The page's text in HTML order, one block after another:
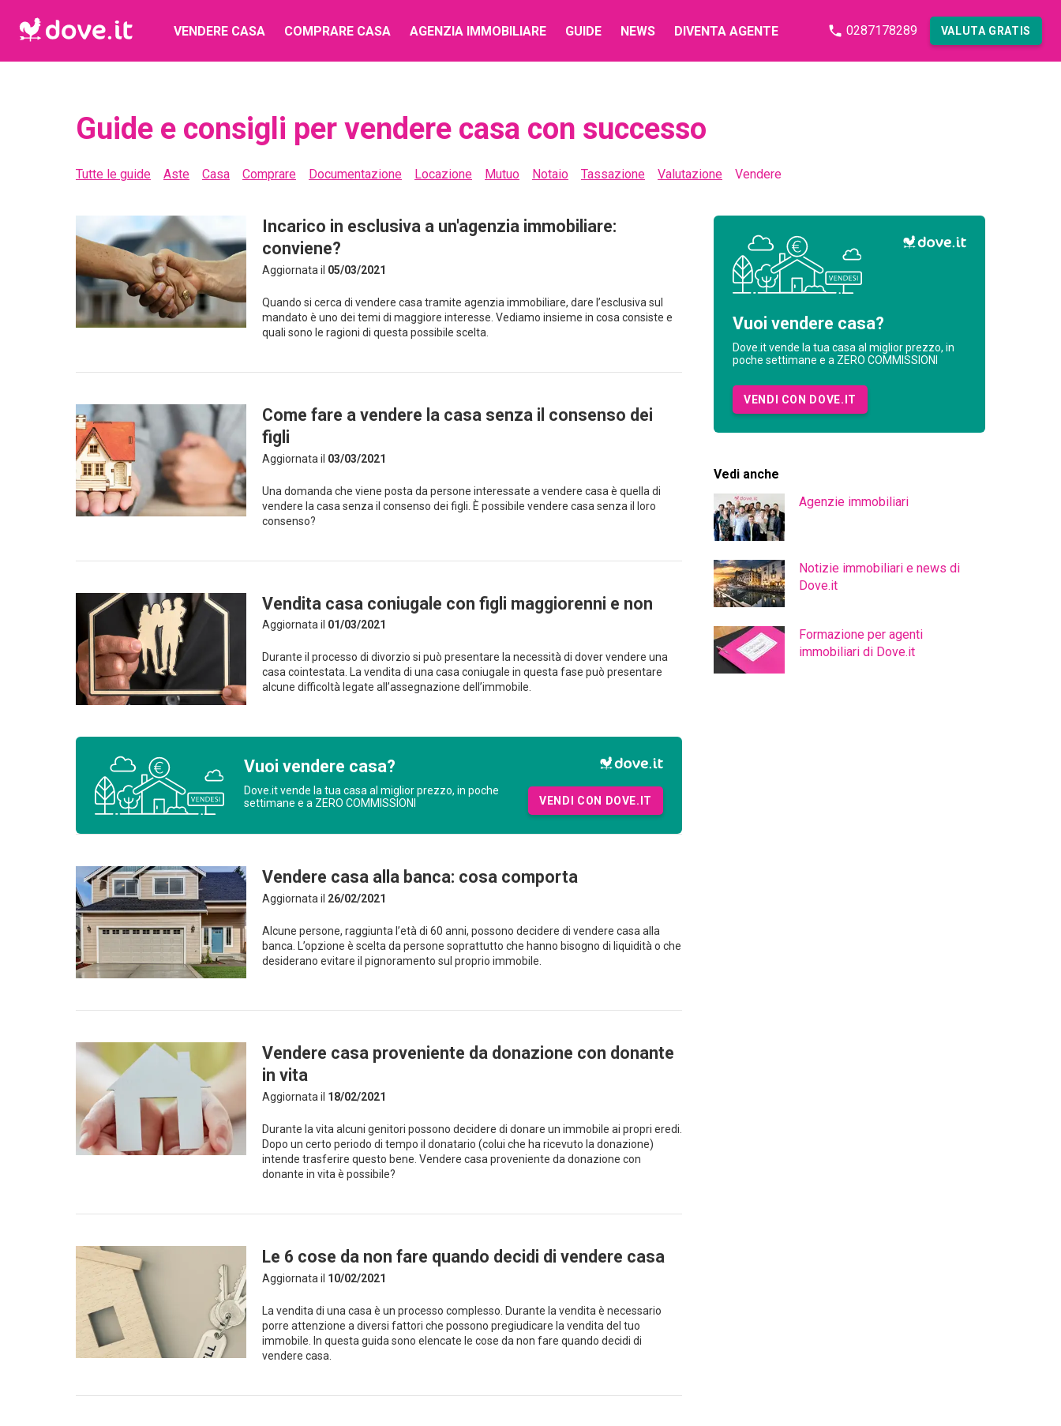
VENDERE CASA COMPRARE CASA AGENZIA IMMOBILIARE GUIDE NEWS DIVENTA AGENTE 0287178289 VALUTA GRATIS
Guide e consigli per vendere casa con successo​
Tutte le guide Aste Casa Comprare Documentazione Locazione Mutuo Notaio Tassazione Valutazione Vendere
Incarico in esclusiva a un'agenzia immobiliare:
conviene?
Aggiornata il 05/03/2021
Quando si cerca di vendere casa tramite agenzia immobiliare, dare l’esclusiva sul
mandato è uno dei temi di maggiore interesse. Vediamo insieme in cosa consiste e
quali sono le ragioni di questa possibile scelta.
Come fare a vendere la casa senza il consenso dei
figli
Aggiornata il 03/03/2021
Una domanda che viene posta da persone interessate a vendere casa è quella di
vendere la casa senza il consenso dei figli. È possibile vendere casa senza il loro
consenso?
Vendita casa coniugale con figli maggiorenni e non
Aggiornata il 01/03/2021
Durante il processo di divorzio si può presentare la necessità di dover vendere una
casa cointestata. La vendita di una casa coniugale in questa fase può presentare
alcune difficoltà legate all’assegnazione dell’immobile.
Vuoi vendere casa?
Dove.it vende la tua casa al miglior prezzo, in poche
settimane e a ZERO COMMISSIONI
VENDI CON DOVE.IT
Vendere casa alla banca: cosa comporta
Aggiornata il 26/02/2021
Alcune persone, raggiunta l’età di 60 anni, possono decidere di vendere casa alla
banca. L’opzione è scelta da persone soprattutto che hanno bisogno di liquidità o che
desiderano evitare il pignoramento sul proprio immobile.
Vendere casa proveniente da donazione con donante
in vita
Aggiornata il 18/02/2021
Durante la vita alcuni genitori possono decidere di donare un immobile ai propri eredi.
Dopo un certo periodo di tempo il donatario (colui che ha ricevuto la donazione)
intende trasferire questo bene. Vendere casa proveniente da donazione con
donante in vita è possibile?
Le 6 cose da non fare quando decidi di vendere casa
Aggiornata il 10/02/2021
La vendita di una casa è un processo complesso. Durante la vendita è necessario
porre attenzione a diversi fattori che possono pregiudicare la vendita del tuo
immobile. In questa guida sono elencate le cose da non fare quando decidi di
vendere casa.
Vuoi vendere casa?
Dove.it vende la tua casa al miglior prezzo, in
poche settimane e a ZERO COMMISSIONI
VENDI CON DOVE.IT
Vedi anche
Agenzie immobiliari
Notizie immobiliari e news di
Dove.it
Formazione per agenti
immobiliari di Dove.it